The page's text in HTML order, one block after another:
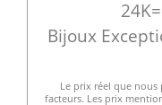
Bijoux
Le prix réel que nous
facteurs. Les prix